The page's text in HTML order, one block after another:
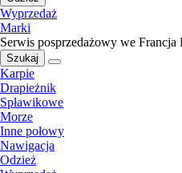
Wyprzedaż
Marki
Serwis posprzedażowy we Francja
Szukaj
Karpie
Drapieżnik
Spławikowe
Morze
Inne połowy
Nawigacja
Odzież